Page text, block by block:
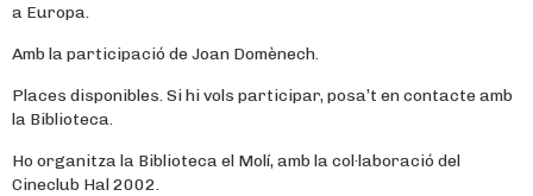
a Europa.
Amb la participació de Joan Domènech.
Places disponibles. Si hi vols participar, posa’t en contacte amb
la Biblioteca.
Ho organitza la Biblioteca el Molí, amb la col·laboració del
Cineclub Hal 2002.